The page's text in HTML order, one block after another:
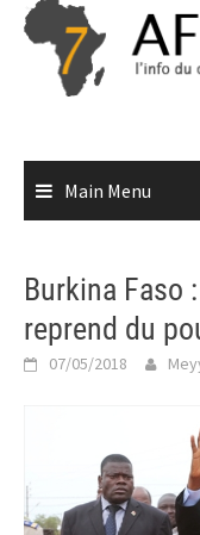
Skip
content
Main Menu
Burkina Faso
reprend du
07/05/2018